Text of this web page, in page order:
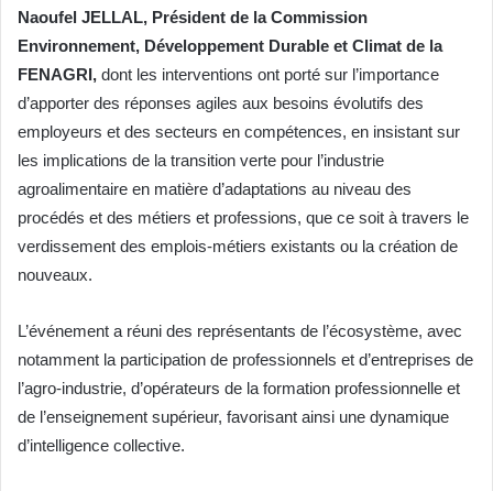
Naoufel JELLAL, Président de la Commission
Environnement, Développement Durable et Climat de la
FENAGRI, dont les interventions ont porté sur l’importance
d’apporter des réponses agiles aux besoins évolutifs des
employeurs et des secteurs en compétences, en insistant sur
les implications de la transition verte pour l’industrie
agroalimentaire en matière d’adaptations au niveau des
procédés et des métiers et professions, que ce soit à travers le
verdissement des emplois-métiers existants ou la création de
nouveaux.
L’événement a réuni des représentants de l’écosystème, avec
notamment la participation de professionnels et d’entreprises de
l’agro-industrie, d’opérateurs de la formation professionnelle et
de l’enseignement supérieur, favorisant ainsi une dynamique
d’intelligence collective.